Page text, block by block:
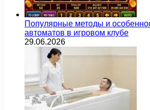
Популярные методы и
автоматов в игровом клубе
29.06.2026